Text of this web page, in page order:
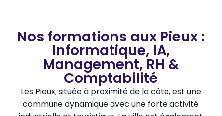
Nos formations aux Pieux :
Informatique, IA,
Management, RH &
Comptabilité
Les Pieux, située à proximité de la côte, est une
commune dynamique avec une forte activité